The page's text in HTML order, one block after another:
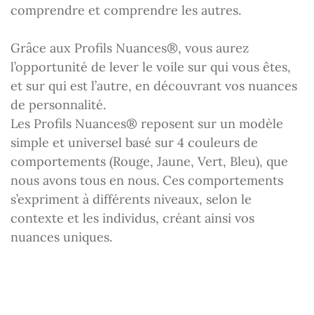
comprendre et comprendre les autres.
Grâce aux Profils Nuances®, vous aurez
l’opportunité de lever le voile sur qui vous êtes,
et sur qui est l’autre, en découvrant vos nuances
de personnalité.
Les Profils Nuances® reposent sur un modèle
simple et universel basé sur 4 couleurs de
comportements (Rouge, Jaune, Vert, Bleu), que
nous avons tous en nous. Ces comportements
s’expriment à différents niveaux, selon le
contexte et les individus, créant ainsi vos
nuances uniques.